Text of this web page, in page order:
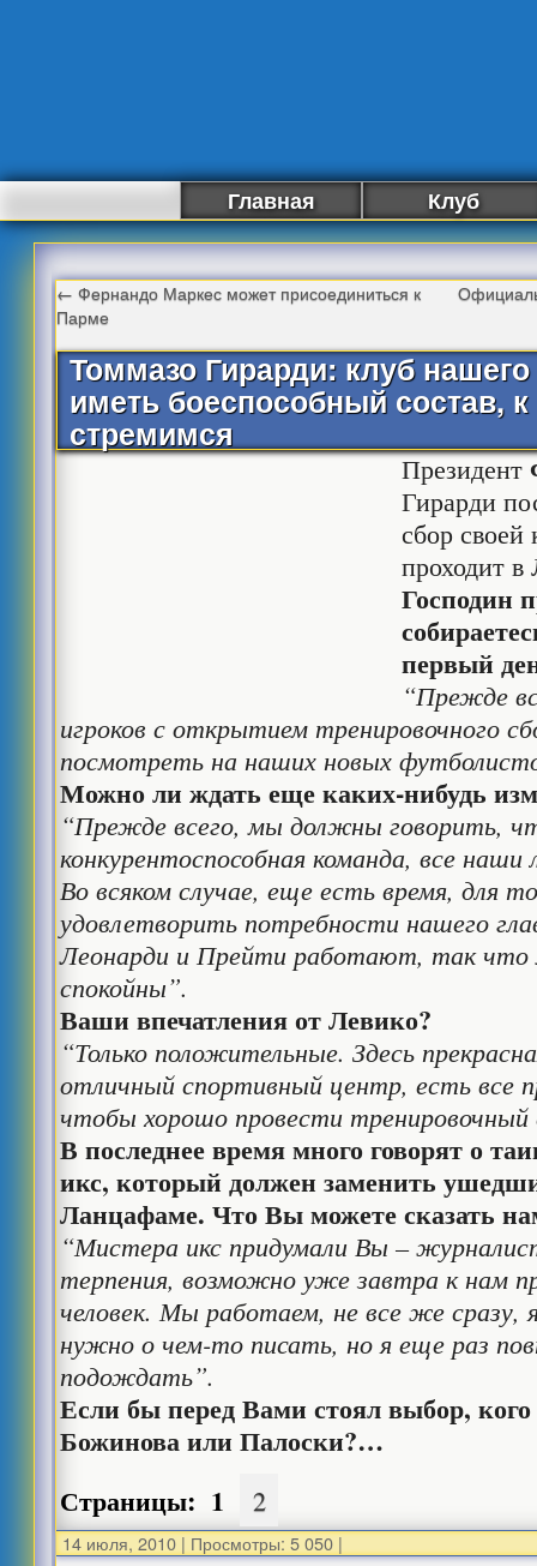
Главная Клуб
← Фернандо Маркес может присоединиться к
Парме
Томмазо Гирарди: клуб
иметь боеспособный состав,
стремимся
Президент
Гирарди
сбор
проходит
Господин
первый
“Прежде
игроков с открытием тренировочного
посмотреть на наших новых
Можно ли ждать еще каких-нибудь
“Прежде всего, мы должны говорить,
конкурентоспособная команда, все
Во всяком случае, еще есть время, для
удовлетворить потребности нашего
Леонарди и Прейти работают, так
спокойны”.
Ваши впечатления от Левико?
“Только положительные. Здесь
отличный спортивный центр, есть все
чтобы хорошо провести тренировочный
В последнее время много говорят о
икс, который должен заменить
Ланцафаме. Что Вы можете сказать
“Мистера икс придумали Вы –
терпения, возможно уже завтра к нам
человек. Мы работаем, не все же
нужно о чем-то писать, но я еще раз
подождать”.
Если бы перед Вами стоял выбор,
Божинова или Палоски?…
Страницы: 1 2
14 июля, 2010 | Просмотры: 5 050 |